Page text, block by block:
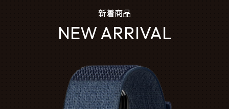
新着商品
NEW ARRIVAL